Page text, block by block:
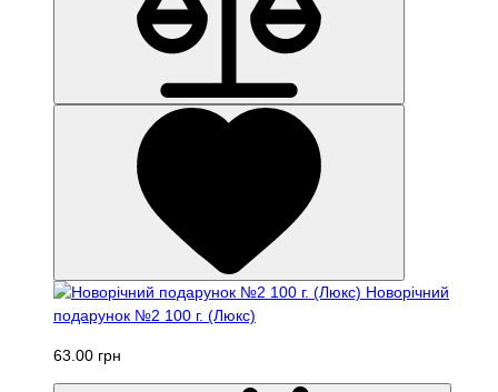
Новорічний
подарунок №2 100 г. (Люкс)
63.00 грн